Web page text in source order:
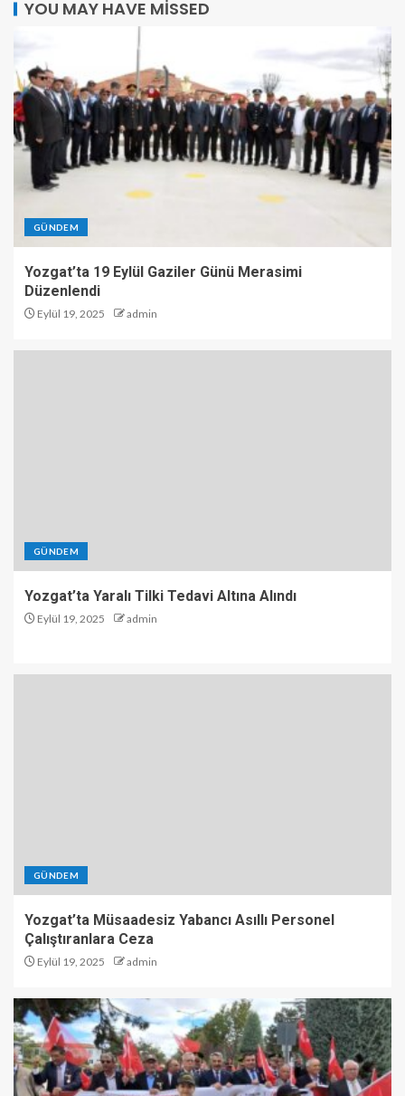
YOU MAY HAVE MISSED
GÜNDEM
Yozgat’ta 19 Eylül Gaziler Günü Merasimi
Düzenlendi
Eylül 19, 2025 admin
GÜNDEM
Yozgat’ta Yaralı Tilki Tedavi Altına Alındı
Eylül 19, 2025 admin
GÜNDEM
Yozgat’ta Müsaadesiz Yabancı Asıllı Personel
Çalıştıranlara Ceza
Eylül 19, 2025 admin